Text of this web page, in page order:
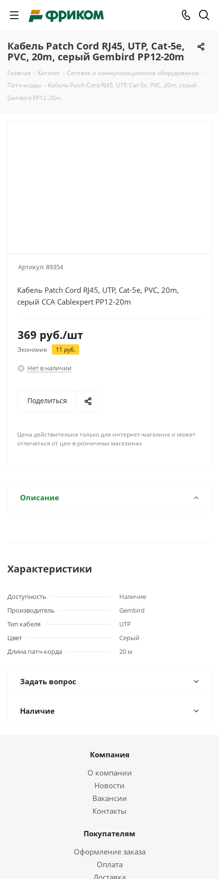
Кабель Patch Cord RJ45, UTP, Cat-5e,
PVC, 20m, серый Gembird PP12-20m
Главная - Каталог - Сетевое и коммуникационное оборудование -
Патч-корды - Кабель Patch Cord RJ45, UTP, Cat-5e, PVC, 20m, серый
Gembird PP12-20m
Артикул:89354
Кабель Patch Cord RJ45, UTP, Cat-5e, PVC, 20m,
серый CCA Cablexpert PP12-20m
369 руб./шт
Экономия 11 руб.
Нет в наличии
Поделиться
Цена действительна только для интернет-магазина и может
отличаться от цен в розничных магазинах
Описание
Характеристики
Доступность
Наличие
Производитель
Gembird
Тип кабеля
UTP
Цвет
Серый
Длина патч-корда
20 м
Задать вопрос
Наличие
Компания
О компании
Новости
Вакансии
Контакты
Покупателям
Оформление заказа
Оплата
Доставка